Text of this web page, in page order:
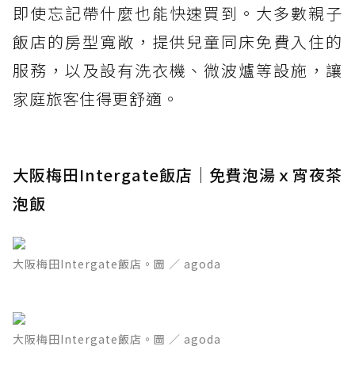
即使忘記帶什麼也能快速買到。大多數親子
飯店的房型寬敞，提供兒童同床免費入住的
服務，以及設有洗衣機、微波爐等設施，讓
家庭旅客住得更舒適。
大阪梅田Intergate飯店｜免費泡湯ｘ宵夜茶
泡飯
大阪梅田Intergate飯店。圖 ／ agoda
大阪梅田Intergate飯店。圖 ／ agoda